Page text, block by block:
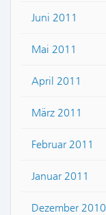
Juni 2011
Mai 2011
April 2011
März 2011
Februar 2011
Januar 2011
Dezember 2010